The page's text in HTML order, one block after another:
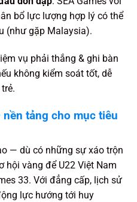
bổ lực lượng hợp lý có thể
(như gặp Malaysia).
vụ phải thắng & ghi bàn
không kiểm soát tốt, dễ
tảng cho mục tiêu
— dù có những sự xáo trộn
vàng để U22 Việt Nam
33. Với đẳng cấp, lịch sử
lực hướng tới huy